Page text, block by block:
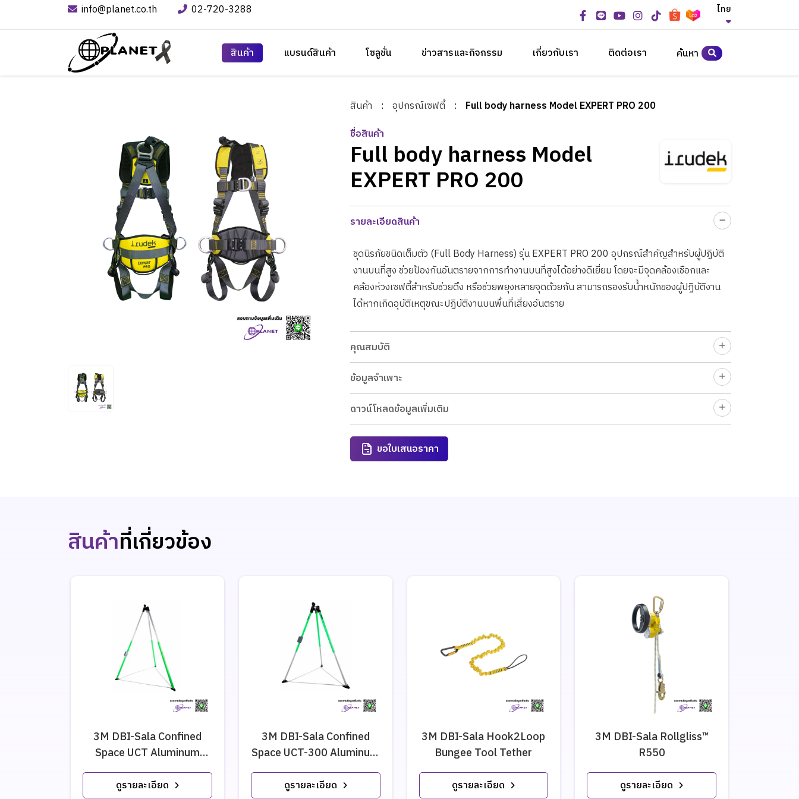
info@planet.co.th 02-720-3288 ไทย
สินค้า แบรนด์สินค้า โซลูชั่น ข่าวสารและกิจกรรม เกี่ยวกับเรา ติดต่อเรา ค้นหา
สินค้า : อุปกรณ์เซฟตี้ :
Full body harness Model EXPERT PRO 200
ชื่อสินค้า
Full body harness Model
EXPERT PRO 200
รายละเอียดสินค้า
ชุดนิรภัยชนิดเต็มตัว (Full Body Harness) รุ่น EXPERT PRO 200 อุปกรณ์สำคัญสำหรับผู้ปฏิบัติ
งานบนที่สูง ช่วยป้องกันอันตรายจากการทำงานบนที่สูงได้อย่างดีเยี่ยม โดยจะมีจุดคล้องเชือกและ
คล้องห่วงเซฟตี้สำหรับช่วยดึง หรือช่วยพยุงหลายจุดด้วยกัน สามารถรองรับน้ำหนักของผู้ปฏิบัติงาน
ได้หากเกิดอุบัติเหตุขณะปฏิบัติงานบนพื้นที่เสี่ยงอันตราย
คุณสมบัติ
ข้อมูลจำเพาะ
ดาวน์โหลดข้อมูลเพิ่มเติม
ขอใบเสนอราคา
สินค้าที่เกี่ยวข้อง
ดูรายละเอียด
3M DBI-Sala Confined
Space UCT Aluminum
Tripod
ดูรายละเอียด
3M DBI-Sala Confined
Space UCT-300 Aluminum
Tripod
ดูรายละเอียด
3M DBI-Sala Hook2Loop
Bungee Tool Tether
ดูรายละเอียด
3M DBI-Sala Rollgliss™
R550